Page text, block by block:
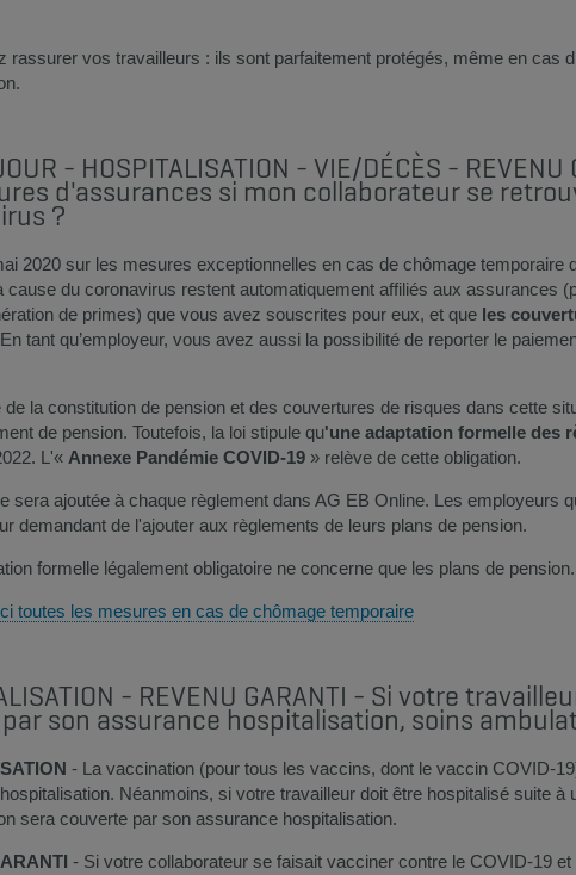
rassurer vos travailleurs : ils sont parfaitement protégés, même en cas
- HOSPITALISATION​ - VIE/DÉCÈS -
d'assurances si mon collaborateur se
?
2020 sur les mesures exceptionnelles en cas de chômage
cause du coronavirus restent automatiquement affiliés aux assurances
de primes) que vous avez souscrites pour eux, et que les
En tant qu’employeur, vous avez aussi la possibilité de reporter le
de la constitution de pension et des couvertures de risques dans cette
de pension. Toutefois, la loi stipule qu'une adaptation formelle des
L'« Annexe Pandémie COVID-19 » relève de cette obligation.
sera ajoutée à chaque règlement dans AG EB Online. Les
demandant de l'ajouter aux règlements de leurs plans de pension.
formelle légalement obligatoire ne concerne que les plans de
toutes les mesures en cas de chômage temporaire​
- REVENU GARANTI - Si votre
son assurance hospitalisation, soins
- La vaccination (pour tous les vaccins, dont le vaccin COVID-
Néanmoins, si votre travailleur doit être hospitalisé suite
sera couverte par son assurance hospitalisation.
- Si votre collaborateur se faisait vacciner contre le COVID-19